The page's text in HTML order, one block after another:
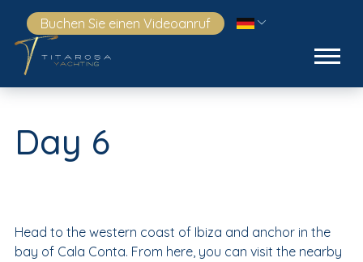
Buchen Sie einen Videoanruf
Day 6
Head to the western coast of Ibiza and anchor in the
bay of Cala Conta. From here, you can visit the nearby